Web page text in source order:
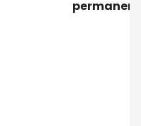
permanente